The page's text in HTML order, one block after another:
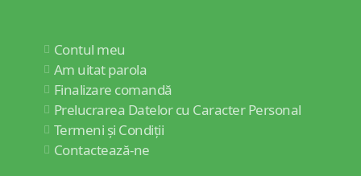
Contul meu
Am uitat parola
Finalizare comandă
Prelucrarea Datelor cu Caracter Personal
Termeni și Condiții
Contactează-ne